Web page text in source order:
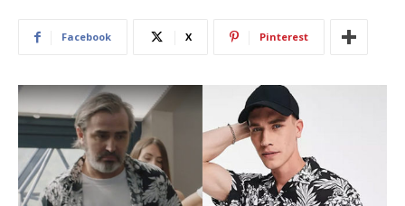
Facebook X Pinterest